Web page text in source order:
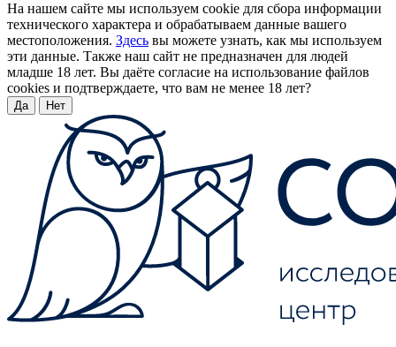
На нашем сайте мы используем cookie для сбора информации
технического характера и обрабатываем данные вашего
местоположения. Здесь вы можете узнать, как мы используем
эти данные. Также наш сайт не предназначен для людей
младше 18 лет. Вы даёте согласие на использование файлов
cookies и подтверждаете, что вам не менее 18 лет?
Да Нет